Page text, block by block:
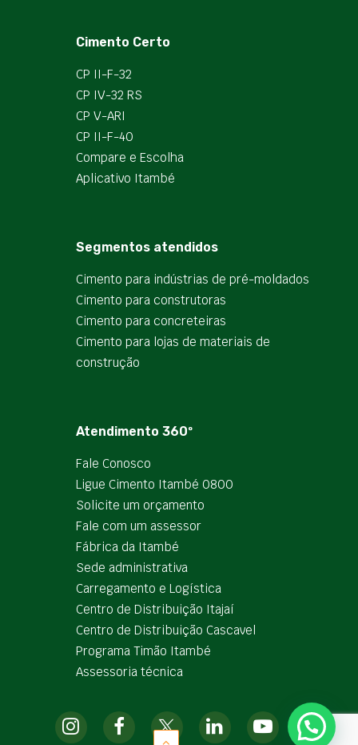
Cimento Certo
CP II-F-32
CP IV-32 RS
CP V-ARI
CP II-F-40
Compare e Escolha
Aplicativo Itambé
Segmentos atendidos
Cimento para indústrias de pré-moldados
Cimento para construtoras
Cimento para concreteiras
Cimento para lojas de materiais de
construção
Atendimento 360º
Fale Conosco
Ligue Cimento Itambé 0800
Solicite um orçamento
Fale com um assessor
Fábrica da Itambé
Sede administrativa
Carregamento e Logística
Centro de Distribuição Itajaí
Centro de Distribuição Cascavel
Programa Timão Itambé
Assessoria técnica